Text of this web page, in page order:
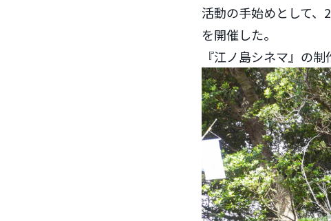
活動の手始めとして、
を開催した。
『江ノ島シネマ』の